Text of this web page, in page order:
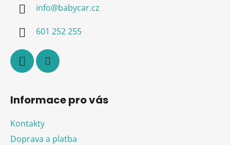
info@babycar.cz
601 252 255
Informace pro vás
Kontakty
Doprava a platba